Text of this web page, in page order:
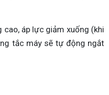
áp lực giảm xuống (khi
tắc máy sẽ tự động ngắt